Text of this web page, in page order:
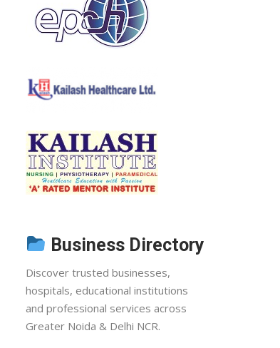
Business Directory
Discover trusted businesses,
hospitals, educational institutions
and professional services across
Greater Noida & Delhi NCR.